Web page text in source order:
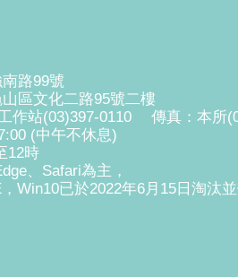
路99號
山區文化二路95號二樓
作站(03)397-0110 傳真：本所
(中午不休息)
12時
、Safari為主，
Win10已於2022年6月15日淘汰並